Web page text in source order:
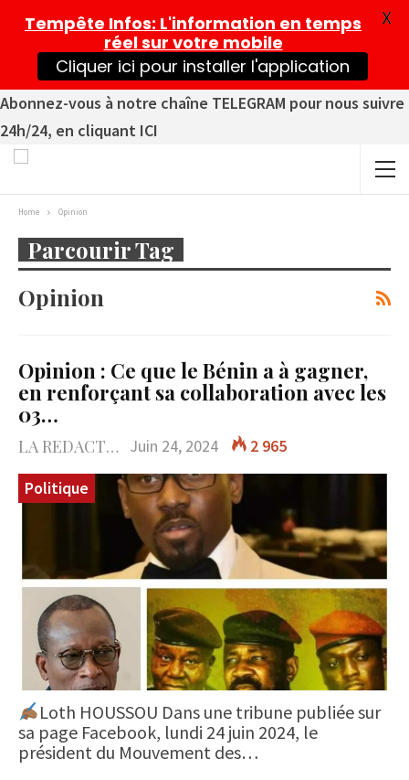
Abonnez-vous à notre chaîne TELEGRAM pour nous suivre
24h/24, en cliquant ICI
Home Opinion
Parcourir Tag
Opinion
Opinion : Ce que le Bénin a à gagner,
en renforçant sa collaboration avec les
03…
LA REDACTION Juin 24, 2024
2 965
Politique
Loth HOUSSOU Dans une tribune publiée sur
sa page Facebook, lundi 24 juin 2024, le
président du Mouvement des…
Tempête Infos: L'information en temps
réel sur votre mobile
Cliquer ici pour installer l'application
X